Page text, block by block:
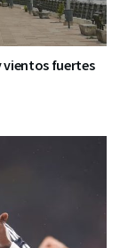
vientos fuertes